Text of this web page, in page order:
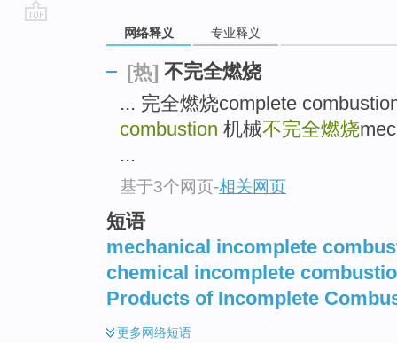
网络释义 专业释义
[热] 不完全燃烧
... 完全燃烧complete
combustion 机械不完全燃烧
...
基于3个网页-相关网页
短语
mechanical incomplete
chemical incomplete
Products of Incomplete
更多网络短语